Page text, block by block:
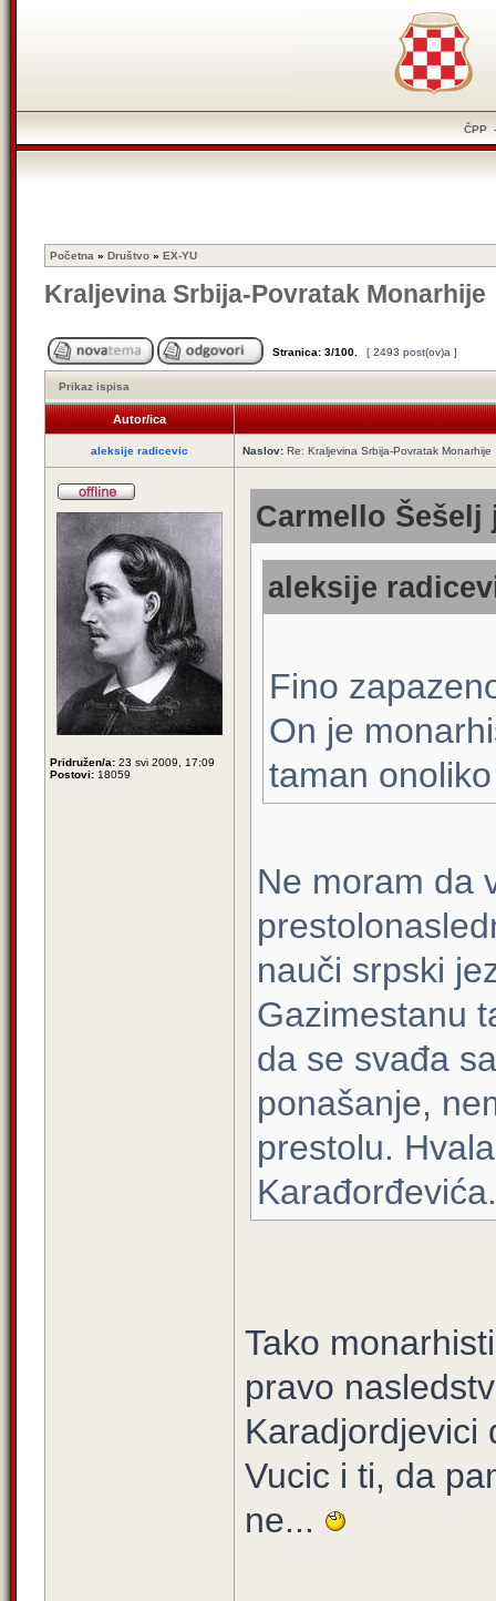
ČPP
Početna » Društvo » EX-YU
Kraljevina Srbija-Povratak Monarhije
Stranica: 3/100 [ 2493 post(ov)a ]
Prikaz ispisa
Autor/ica
aleksije radicevic Naslov: Re: Kraljevina Srbija-Povratak Monarhije
Pridružen/a: 23 svi 2009, 17:09
Postovi: 18059
Carmello Šešelj
aleksije
Fino
On je
taman
Ne moram da
nauči srpski
Gazimestanu
da se svađa
ponašanje,
prestolu.
Karađorđevića.
Tako
pravo
Karadjordjevici
Vucic i ti, da
ne...